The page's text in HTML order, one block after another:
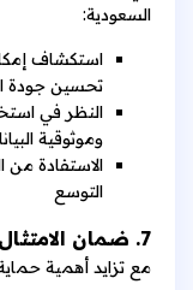
السعودية:
استكشاف
تحسين جودة
النظر في
وموثوقية
الاستفادة من
التوسع
7. ضمان الامتثال والأمن
مع تزايد أهمية